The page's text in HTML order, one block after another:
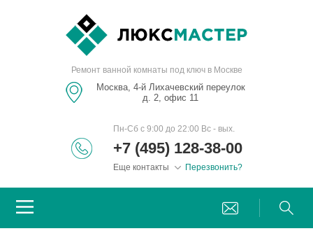
Ремонт ванной комнаты под ключ в Москве
Москва, 4-й Лихачевский переулок
д. 2, офис 11
Пн-Сб с 9:00 до 22:00 Вс - вых.
+7 (495) 128-38-00
Перезвонить?
Еще контакты